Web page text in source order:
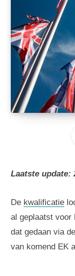
Laatste update:
De kwalificatie
al geplaatst voor
dat gedaan via
van komend EK